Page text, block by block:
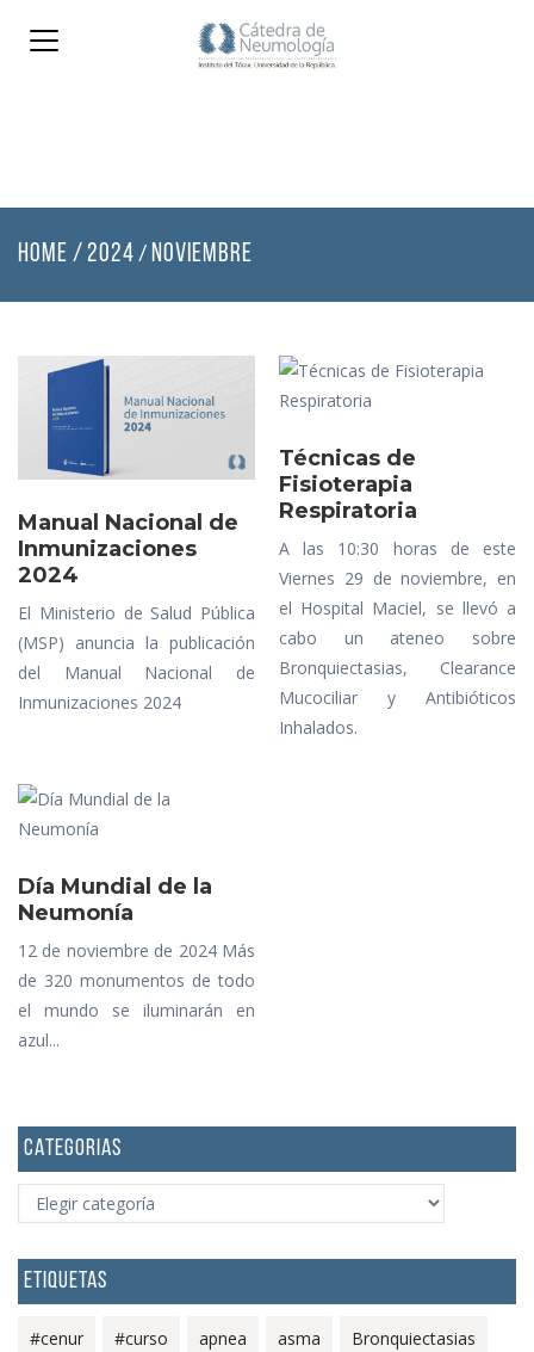
HOME / 2024 / NOVIEMBRE
Manual Nacional de
Inmunizaciones
2024
El Ministerio de Salud Pública
(MSP) anuncia la publicación
del Manual Nacional de
Inmunizaciones 2024
Técnicas de
Fisioterapia
Respiratoria
A las 10:30 horas de este
Viernes 29 de noviembre, en
el Hospital Maciel, se llevó a
cabo un ateneo sobre
Bronquiectasias, Clearance
Mucociliar y Antibióticos
Inhalados.
Día Mundial de la
Neumonía
12 de noviembre de 2024 Más
de 320 monumentos de todo
el mundo se iluminarán en
azul...
CATEGORIAS
CATEGORIAS
ETIQUETAS
#cenur #curso apnea asma Bronquiectasias